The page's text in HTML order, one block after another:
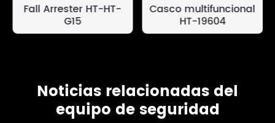
Fall Arrester HT-HT-
G15
Casco multifuncional
HT-19604
Noticias relacionadas del
equipo de seguridad